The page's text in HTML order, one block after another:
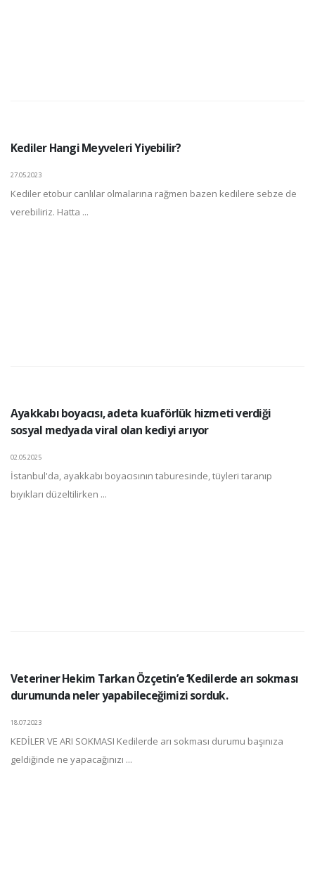
Kediler Hangi Meyveleri Yiyebilir?
27.05.2023
Kediler etobur canlılar olmalarına rağmen bazen kedilere sebze de
verebiliriz. Hatta ...
Ayakkabı boyacısı, adeta kuaförlük hizmeti verdiği
sosyal medyada viral olan kediyi arıyor
02.05.2025
İstanbul'da, ayakkabı boyacısının taburesinde, tüyleri taranıp
bıyıkları düzeltilirken ...
Veteriner Hekim Tarkan Özçetin’e ‘Kedilerde arı sokması
durumunda neler yapabileceğimizi sorduk.
18.07.2023
KEDİLER VE ARI SOKMASI Kedilerde arı sokması durumu başınıza
geldiğinde ne yapacağınızı ...